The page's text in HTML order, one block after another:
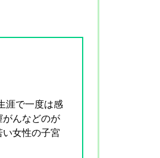
涯で一度は感
んなどのが
女性の子宮